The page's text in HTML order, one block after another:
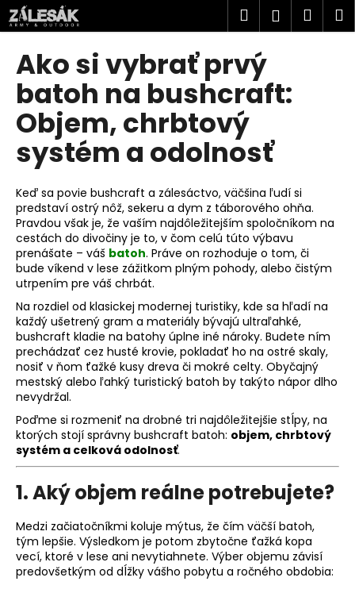
Prejsť
na
obsah
Hľadať
Ako si vybrať prvý
batoh na bushcraft:
Objem, chrbtový
systém a odolnosť
Keď sa povie bushcraft a zálesáctvo, väčšina ľudí si
predstaví ostrý nôž, sekeru a dym z táborového ohňa.
Pravdou však je, že vaším najdôležitejším spoločníkom na
cestách do divočiny je to, v čom celú túto výbavu
prenášate – váš batoh. Práve on rozhoduje o tom, či
bude víkend v lese zážitkom plným pohody, alebo čistým
utrpením pre váš chrbát.
Na rozdiel od klasickej modernej turistiky, kde sa hľadí na
každý ušetrený gram a materiály bývajú ultraľahké,
bushcraft kladie na batohy úplne iné nároky. Budete ním
prechádzať cez husté krovie, pokladať ho na ostré skaly,
nosiť v ňom ťažké kusy dreva či mokré celty. Obyčajný
mestský alebo ľahký turistický batoh by takýto nápor dlho
nevydržal.
Poďme si rozmeniť na drobné tri najdôležitejšie stĺpy, na
ktorých stojí správny bushcraft batoh: objem, chrbtový
systém a celková odolnosť.
1. Aký objem reálne potrebujete?
Medzi začiatočníkmi koluje mýtus, že čím väčší batoh,
tým lepšie. Výsledkom je potom zbytočne ťažká kopa
vecí, ktoré v lese ani nevytiahnete. Výber objemu závisí
predovšetkým od dĺžky vášho pobytu a ročného obdobia:
K
o
Č
o
p
o
t
r
e
b
u
j
e
t
e
n
á
j
s
ť
?
HĽADAŤ